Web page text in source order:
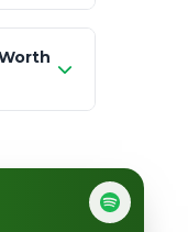
Art.